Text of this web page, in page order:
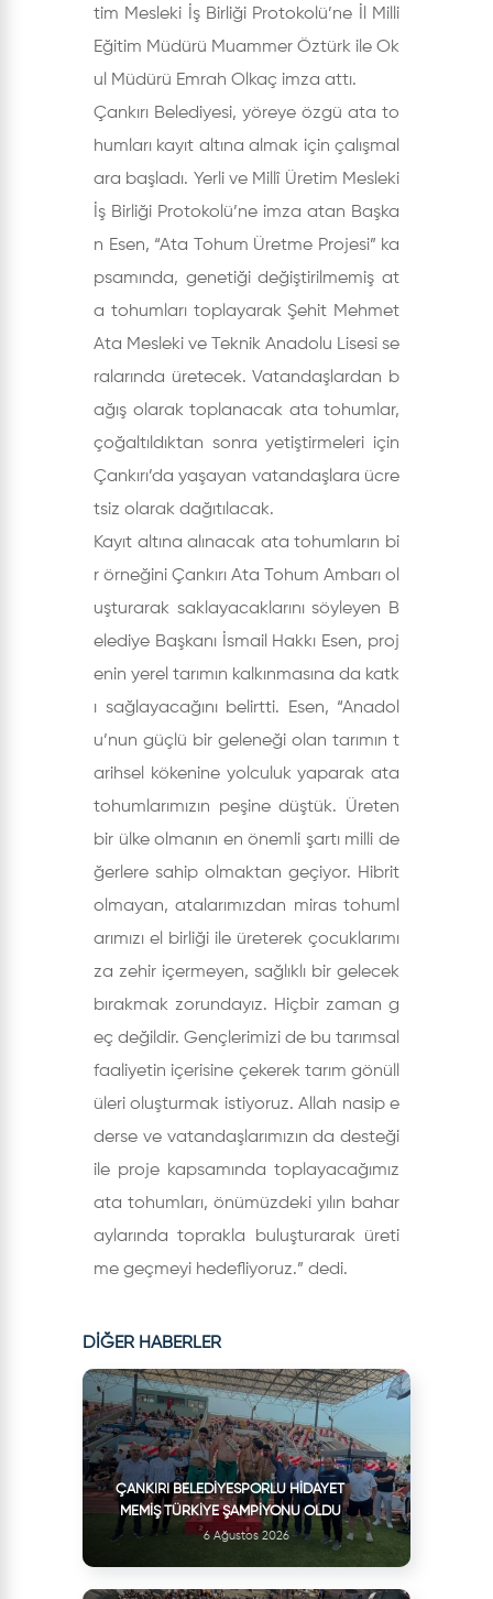
tim Mesleki İş Birliği Protokolü’ne İl Milli
Eğitim Müdürü Muammer Öztürk ile Ok
ul Müdürü Emrah Olkaç imza attı.
Çankırı Belediyesi, yöreye özgü ata to
humları kayıt altına almak için çalışmal
ara başladı. Yerli ve Millî Üretim Mesleki
İş Birliği Protokolü’ne imza atan Başka
n Esen, “Ata Tohum Üretme Projesi” ka
psamında, genetiği değiştirilmemiş at
a tohumları toplayarak Şehit Mehmet
Ata Mesleki ve Teknik Anadolu Lisesi se
ralarında üretecek. Vatandaşlardan b
ağış olarak toplanacak ata tohumlar,
çoğaltıldıktan sonra yetiştirmeleri için
Çankırı’da yaşayan vatandaşlara ücre
tsiz olarak dağıtılacak.
Kayıt altına alınacak ata tohumların bi
r örneğini Çankırı Ata Tohum Ambarı ol
uşturarak saklayacaklarını söyleyen B
elediye Başkanı İsmail Hakkı Esen, proj
enin yerel tarımın kalkınmasına da katk
ı sağlayacağını belirtti. Esen, “Anadol
u’nun güçlü bir geleneği olan tarımın t
arihsel kökenine yolculuk yaparak ata
tohumlarımızın peşine düştük. Üreten
bir ülke olmanın en önemli şartı milli de
ğerlere sahip olmaktan geçiyor. Hibrit
olmayan, atalarımızdan miras tohuml
arımızı el birliği ile üreterek çocuklarımı
za zehir içermeyen, sağlıklı bir gelecek
bırakmak zorundayız. Hiçbir zaman g
eç değildir. Gençlerimizi de bu tarımsal
faaliyetin içerisine çekerek tarım gönüll
üleri oluşturmak istiyoruz. Allah nasip e
derse ve vatandaşlarımızın da desteği
ile proje kapsamında toplayacağımız
ata tohumları, önümüzdeki yılın bahar
aylarında toprakla buluşturarak üreti
me geçmeyi hedefliyoruz.” dedi.
DİĞER HABERLER
ÇANKIRI BELEDIYESPORLU HIDAYET
MEMIŞ TÜRKIYE ŞAMPIYONU OLDU
6 Ağustos 2026